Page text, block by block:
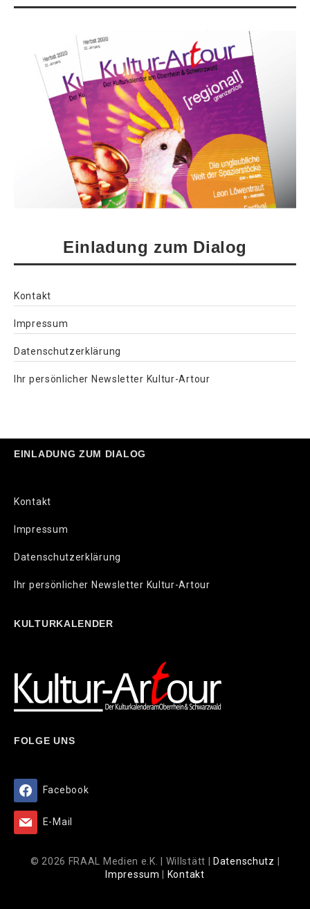
Einladung zum Dialog
Kontakt
Impressum
Datenschutzerklärung
Ihr persönlicher Newsletter Kultur-Artour
EINLADUNG ZUM DIALOG
Kontakt
Impressum
Datenschutzerklärung
Ihr persönlicher Newsletter Kultur-Artour
KULTURKALENDER
FOLGE UNS
Facebook
E-Mail
© 2026 FRAAL Medien e.K. | Willstätt | Datenschutz
Impressum
Kontakt